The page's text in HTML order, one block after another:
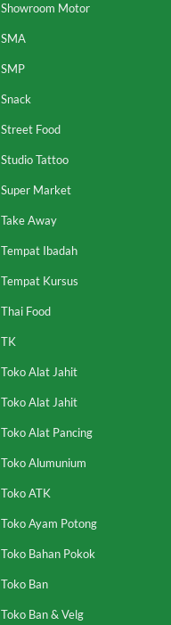
Showroom Motor
SMA
SMP
Snack
Street Food
Studio Tattoo
Super Market
Take Away
Tempat Ibadah
Tempat Kursus
Thai Food
TK
Toko Alat Jahit
Toko Alat Jahit
Toko Alat Pancing
Toko Alumunium
Toko ATK
Toko Ayam Potong
Toko Bahan Pokok
Toko Ban
Toko Ban & Velg